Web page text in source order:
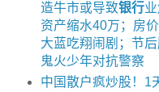
造牛市或导致银行
资产缩水40万；房
大蓝吃翔闹剧；节
鬼火少年对抗警察
中国散户疯炒股！1